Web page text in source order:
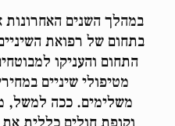
במהלך השנים האחרונות
בתחום של רפואת
התחום והעניקו
מטיפולי שיניים
משלימים. ככה למשל,